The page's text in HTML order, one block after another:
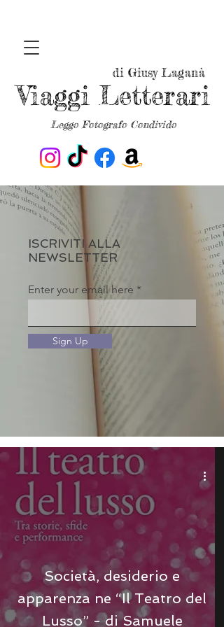
Leggo Fotografo Condivido
Viaggi Letterari
di Giusy Laganà
ISCRIVITI ALLA
NEWSLETTER
Enter your email here
Sign Up
Società, desiderio e
apparenza ne “Il Teatro del
Lusso” - di Samuele